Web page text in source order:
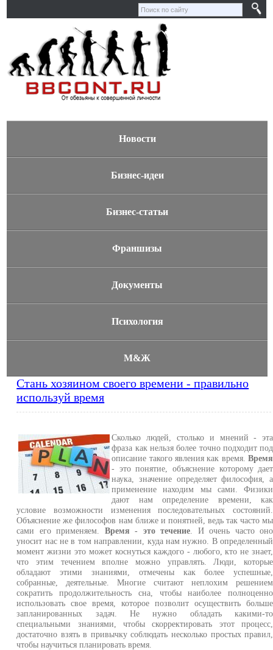
Новости
Бизнес-идеи
Бизнес-статьи
Франшизы
Документы
Психология
М&Ж
Стань хозяином своего времени - правильно
используй время
Сколько людей, столько и мнений - эта
фраза как нельзя более точно подходит под
описание такого явления как время.Время
- это понятие, объяснение которому дает
наука, значение определяет философия, а
применение находим мы сами. Физики
дают нам определение времени, как
условие возможности изменения последовательных состояний.
Объяснение же философов нам ближе и понятней, ведь так часто мы
сами его применяем. Время - это течение . И очень часто оно
уносит нас не в том направлении, куда нам нужно. В определенный
момент жизни это может коснуться каждого - любого, кто не знает,
что этим течением вполне можно управлять. Люди, которые
обладают этими знаниями, отмечены как более успешные,
собранные, деятельные. Многие считают неплохим решением
сократить продолжительность сна, чтобы наиболее полноценно
использовать свое время, которое позволит осуществить больше
запланированных задач. Не нужно обладать какими-то
специальными знаниями, чтобы скорректировать этот процесс,
достаточно взять в привычку соблюдать несколько простых правил,
чтобы научиться планировать время.